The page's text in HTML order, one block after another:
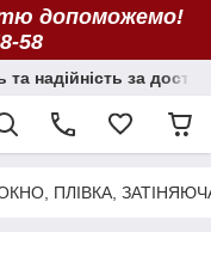
допоможемо!
58
та надійність за
ПЛІВКА,